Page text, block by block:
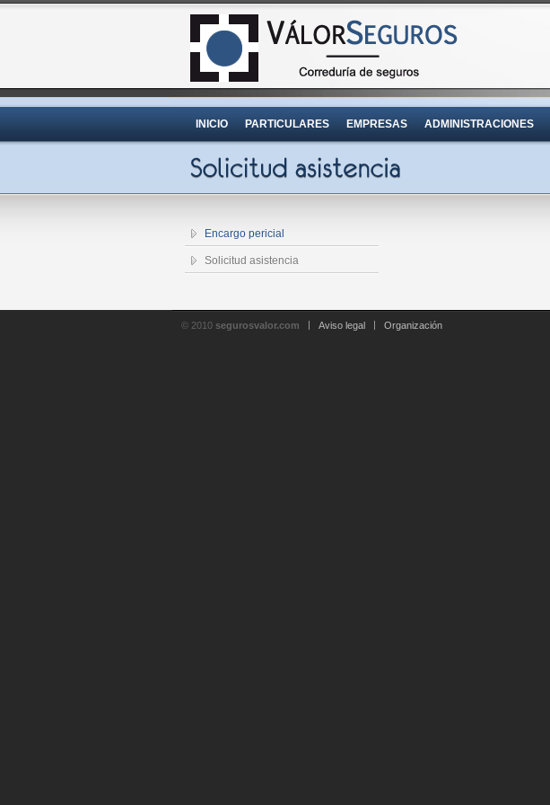
INICIO PARTICULARES EMPRESAS ADMINISTRACIONES
Encargo pericial
Solicitud asistencia
© 2010 segurosvalor.com Aviso legal Organización